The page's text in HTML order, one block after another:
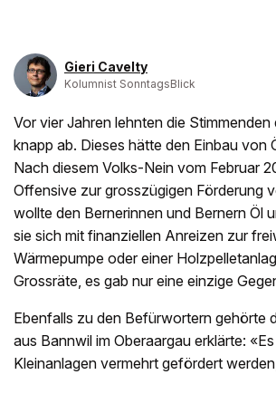
Gieri Cavelty
Kolumnist SonntagsBlick
Vor vier Jahren lehnten die
knapp ab. Dieses hätte den Einbau von
Nach diesem Volks-Nein vom Februar
Offensive zur grosszügigen Förderung
wollte den Bernerinnen und Bernern Öl
sie sich mit finanziellen Anreizen zur
Wärmepumpe oder einer
Grossräte, es gab nur eine einzige
Ebenfalls zu den Befürwortern gehörte
aus Bannwil im Oberaargau erklärte:
Kleinanlagen vermehrt gefördert